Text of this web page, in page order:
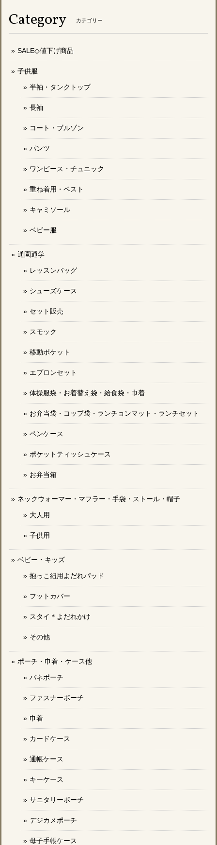
Category カテゴリー
SALE◇値下げ商品
子供服
半袖・タンクトップ
長袖
コート・ブルゾン
パンツ
ワンピース・チュニック
重ね着用・ベスト
キャミソール
ベビー服
通園通学
レッスンバッグ
シューズケース
セット販売
スモック
移動ポケット
エプロンセット
体操服袋・お着替え袋・給食袋・巾着
お弁当袋・コップ袋・ランチョンマット・ランチセット
ペンケース
ポケットティッシュケース
お弁当箱
ネックウォーマー・マフラー・手袋・ストール・帽子
大人用
子供用
ベビー・キッズ
抱っこ紐用よだれパッド
フットカバー
スタイ＊よだれかけ
その他
ポーチ・巾着・ケース他
バネポーチ
ファスナーポーチ
巾着
カードケース
通帳ケース
キーケース
サニタリーポーチ
デジカメポーチ
母子手帳ケース